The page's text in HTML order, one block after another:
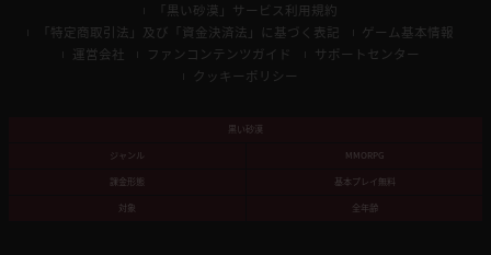
「黒い砂漠」サービス利用規約
「特定商取引法」及び「資金決済法」に基づく表記
ゲーム基本情報
運営会社
ファンコンテンツガイド
サポートセンター
クッキーポリシー
黒い砂漠
ジャンル
MMORPG
課金形態
基本プレイ無料
対象
全年齢